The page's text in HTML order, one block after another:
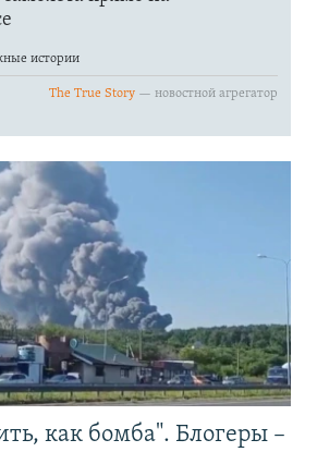
как бомба". Блогеры –